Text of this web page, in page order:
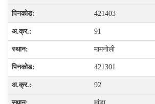
421403
91
मामनोली
421301
92